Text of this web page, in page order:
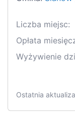
Liczba miejsc:
Opłata
Wyżywienie
Ostatnia